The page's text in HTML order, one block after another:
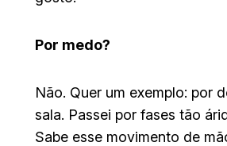
Por medo?
Não. Quer um exemplo: por
sala. Passei por fases tão
Sabe esse movimento de